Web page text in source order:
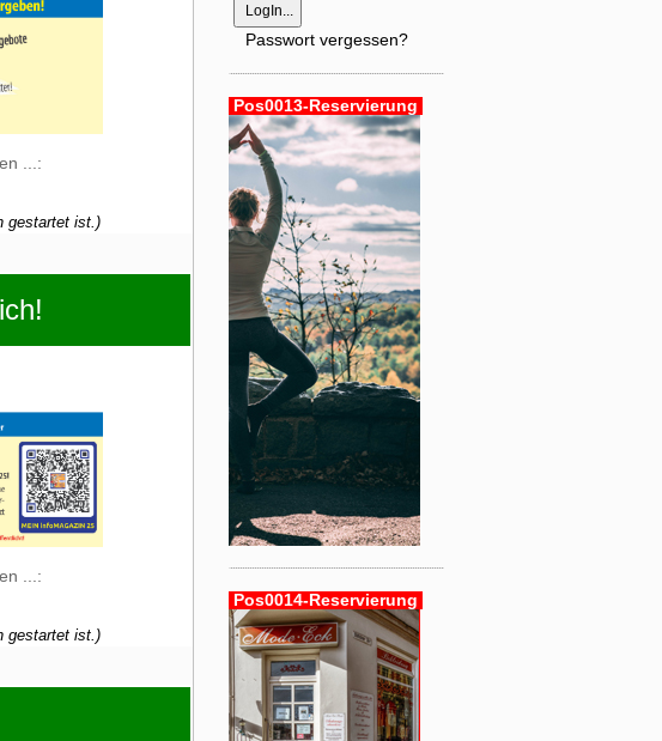
...:
gestartet ist.)
...:
gestartet ist.)
Passwort vergessen?
Pos0013-Reservierung
Pos0014-Reservierung